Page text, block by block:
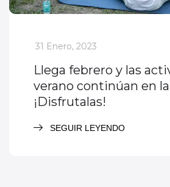
_
31 Enero, 2023
Llega febrero y las
verano continúan en
¡Disfrutalas!
SEGUIR LEYENDO